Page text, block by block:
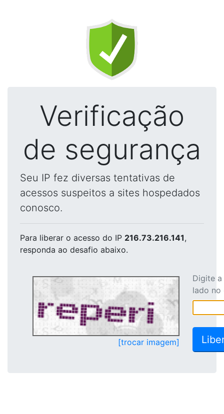
Verificação
de segurança
Seu IP fez diversas tentativas de
acessos suspeitos a sites hospedados
conosco.
Para liberar o acesso do IP 216.73.216.141,
responda ao desafio abaixo.
[trocar imagem]
Digite
lado no